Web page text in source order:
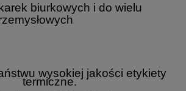
biurkowych i do wielu
wysokiej jakości etykiety
termiczne.